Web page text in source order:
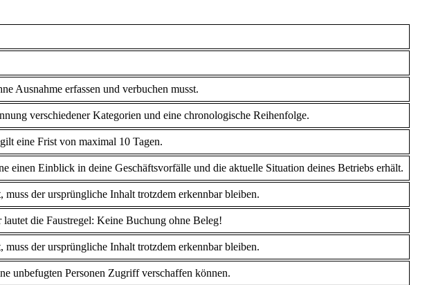
Ausnahme erfassen und verbuchen musst.
verschiedener Kategorien und eine chronologische Reihenfolge.
eine Frist von maximal 10 Tagen.
einen Einblick in deine Geschäftsvorfälle und die aktuelle Situation deines Betriebs erhält.
der ursprüngliche Inhalt trotzdem erkennbar bleiben.
die Faustregel: Keine Buchung ohne Beleg!
der ursprüngliche Inhalt trotzdem erkennbar bleiben.
unbefugten Personen Zugriff verschaffen können.